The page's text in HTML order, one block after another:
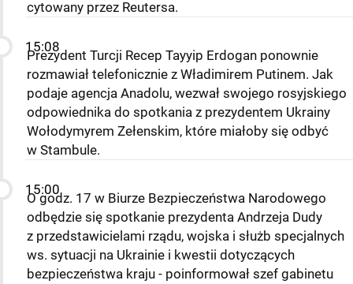
cytowany przez Reutersa.
15:08
Prezydent Turcji Recep Tayyip Erdogan ponownie
rozmawiał telefonicznie z Władimirem Putinem. Jak
podaje agencja Anadolu, wezwał swojego rosyjskiego
odpowiednika do spotkania z prezydentem Ukrainy
Wołodymyrem Zełenskim, które miałoby się odbyć
w Stambule.
15:00
O godz. 17 w Biurze Bezpieczeństwa Narodowego
odbędzie się spotkanie prezydenta Andrzeja Dudy
z przedstawicielami rządu, wojska i służb specjalnych
ws. sytuacji na Ukrainie i kwestii dotyczących
bezpieczeństwa kraju - poinformował szef gabinetu